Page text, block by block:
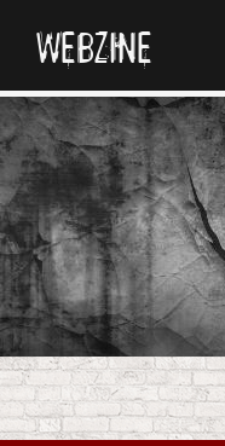
WEBZINE